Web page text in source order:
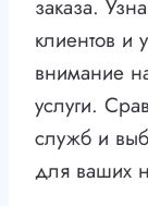
заказа.
клиентов и
внимание
услуги.
служб и
для ваших